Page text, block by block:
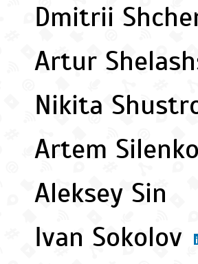
Dmitrii
Artur
Nikita
Artem
Aleksey Sin
Ivan Sokolov